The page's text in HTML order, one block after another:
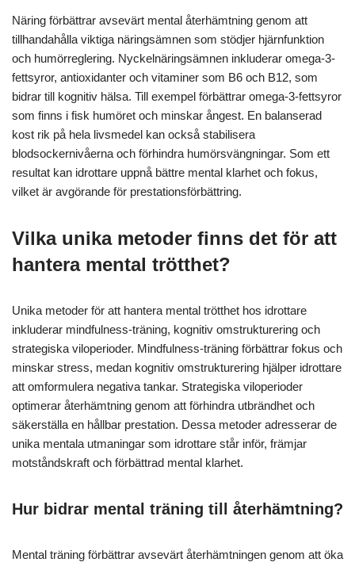
Näring förbättrar avsevärt mental återhämtning genom att
tillhandahålla viktiga näringsämnen som stödjer hjärnfunktion
och humörreglering. Nyckelnäringsämnen inkluderar omega-3-
fettsyror, antioxidanter och vitaminer som B6 och B12, som
bidrar till kognitiv hälsa. Till exempel förbättrar omega-3-fettsyror
som finns i fisk humöret och minskar ångest. En balanserad
kost rik på hela livsmedel kan också stabilisera
blodsockernivåerna och förhindra humörsvängningar. Som ett
resultat kan idrottare uppnå bättre mental klarhet och fokus,
vilket är avgörande för prestationsförbättring.
Vilka unika metoder finns det för att
hantera mental trötthet?
Unika metoder för att hantera mental trötthet hos idrottare
inkluderar mindfulness-träning, kognitiv omstrukturering och
strategiska viloperioder. Mindfulness-träning förbättrar fokus och
minskar stress, medan kognitiv omstrukturering hjälper idrottare
att omformulera negativa tankar. Strategiska viloperioder
optimerar återhämtning genom att förhindra utbrändhet och
säkerställa en hållbar prestation. Dessa metoder adresserar de
unika mentala utmaningar som idrottare står inför, främjar
motståndskraft och förbättrad mental klarhet.
Hur bidrar mental träning till återhämtning?
Mental träning förbättrar avsevärt återhämtningen genom att öka